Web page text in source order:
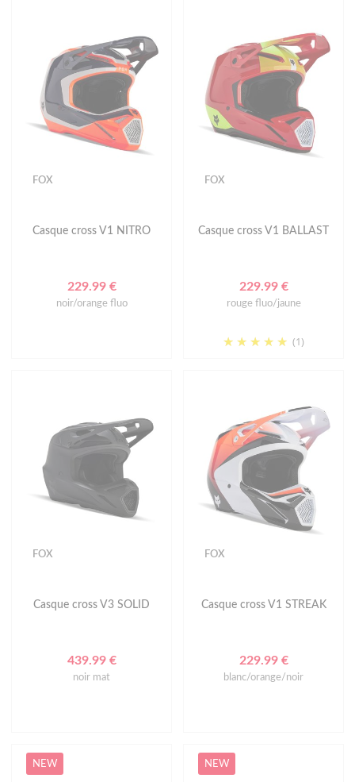
FOX
Casque cross V1 NITRO
229.99 €
noir/orange fluo
FOX
Casque cross V1 BALLAST
229.99 €
rouge fluo/jaune
(1)
FOX
Casque cross V3 SOLID
439.99 €
noir mat
FOX
Casque cross V1 STREAK
229.99 €
blanc/orange/noir
NEW NEW